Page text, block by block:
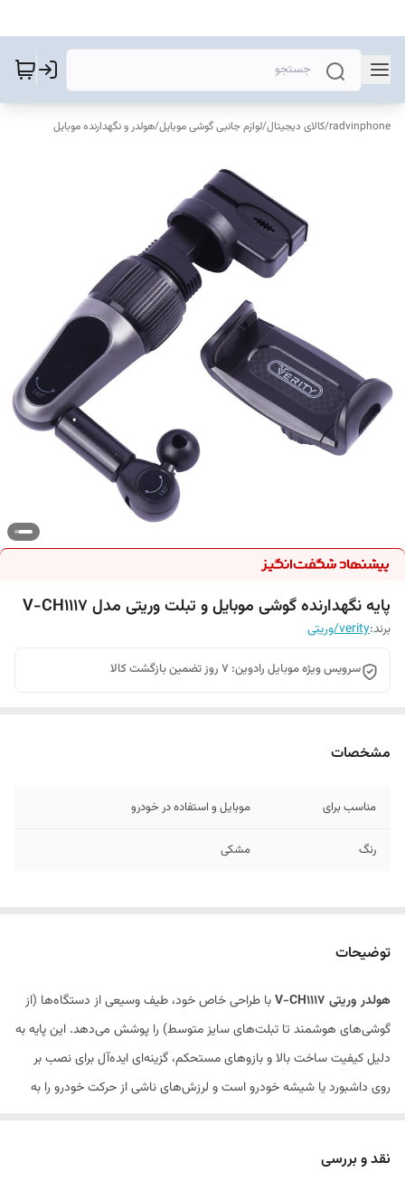
radvinphone
/کالای دیجیتال/لوازم جانبی گوشی موبایل/هولدر و نگهدارنده موبایل
پایه نگهدارنده گوشی موبایل و تبلت وریتی مدل V-CH1117
برند:verity/وریتی
سرویس ویژه موبایل رادوین: 7 روز تضمین بازگشت کالا
مشخصات
مناسب برای موبایل و استفاده در خودرو
رنگ مشکی
توضیحات
هولدر وریتی V-CH1117
با طراحی خاص خود، طیف وسیعی از دستگاه‌ها (از
گوشی‌های هوشمند تا تبلت‌های سایز متوسط) را پوشش می‌دهد. این پایه به
دلیل کیفیت ساخت بالا و بازوهای مستحکم، گزینه‌ای ایده‌آل برای نصب بر
روی داشبورد یا شیشه خودرو است و لرزش‌های ناشی از حرکت خودرو را به
نقد و بررسی